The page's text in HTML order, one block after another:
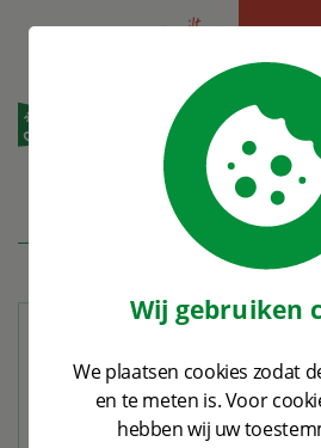
Wij gebruiken
We plaatsen cookies zodat
en te meten is. Voor
hebben wij uw
Alles
w
at je
wilt
wete
Eens in de vier jaar zijn de